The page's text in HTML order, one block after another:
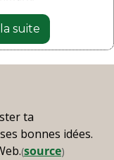
suite
ta
bonnes idées.
(source)